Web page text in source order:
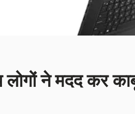
लोगों ने मदद कर